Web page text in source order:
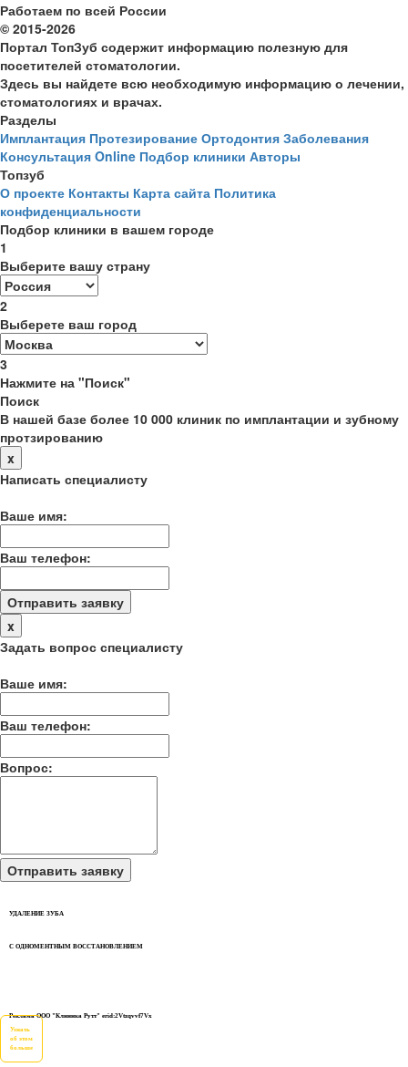
Работаем по всей России
© 2015-2026
Портал ТопЗуб содержит информацию полезную для
посетителей стоматологии.
Здесь вы найдете всю необходимую информацию о лечении,
стоматологиях и врачах.
Разделы
Имплантация Протезирование Ортодонтия Заболевания
Консультация Online Подбор клиники Авторы
Топзуб
О проекте Контакты Карта сайта Политика
конфиденциальности
Подбор клиники в вашем городе
1
Выберите вашу страну
2
Выберете ваш город
3
Нажмите на "Поиск"
Поиск
В нашей базе более 10 000 клиник по имплантации и зубному
протзированию
x
Написать специалисту
Ваше имя:
Ваш телефон:
x
Задать вопрос специалисту
Ваше имя:
Ваш телефон:
Вопрос:
УДАЛЕНИЕ ЗУБА
С ОДНОМЕНТНЫМ ВОССТАНОВЛЕНИЕМ
Реклама ООО "Клиника Рутт" erid:2Vtzqvvf7Vx
Узнать
об этом
больше